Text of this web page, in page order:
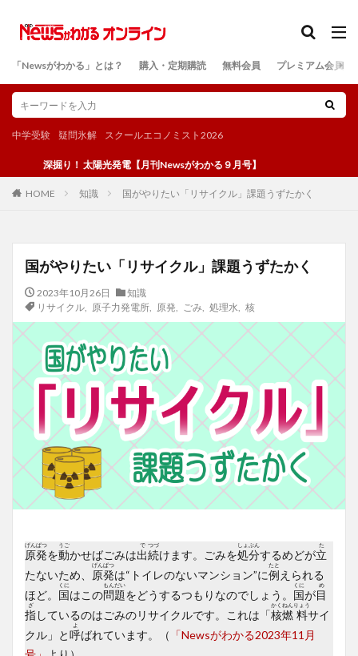
「Newsがわかる」とは？ 購入・定期購読 無料会員 プレミアム会員
中学受験 疑問氷解 スクールエコノミスト2026
深掘り！ 太陽光発電【月刊Newsがわかる９月号】
HOME 知識 国がやりたい「リサイクル」課題うずたかく
国がやりたい「リサイクル」課題うずたかく
2023年10月26日
知識
リサイクル, 原子力発電所, 原発 ごみ 処理水 核
原
げん
発
ぱつ
を動
うご
かせばごみは出
で
続
つづ
けます。ごみを処
しょ
分
ぶん
するめどが立
た
たないため、 原
げん
発
ぱつ
は“トイレのないマンション”に例
たと
えられる
ほど。 国
くに
はこの問
もん
題
だい
をどうするつもりなのでしょう。 国
くに
が目
め
指
ざ
しているのはごみのリサイクルです。これは「核
かく
燃
ねん
料
りょう
サイ
クル」と呼
よ
ばれています。（ 「Newsがわかる2023年11月
検索